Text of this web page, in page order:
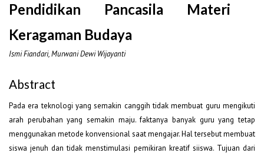
Pendidikan Pancasila Materi
Keragaman Budaya
Ismi Fiandari, Murwani Dewi Wijayanti
Abstract
Pada era teknologi yang semakin canggih tidak membuat guru mengikuti
arah perubahan yang semakin maju. faktanya banyak guru yang tetap
menggunakan metode konvensional saat mengajar. Hal tersebut membuat
siswa jenuh dan tidak menstimulasi pemikiran kreatif siiswa. Tujuan dari